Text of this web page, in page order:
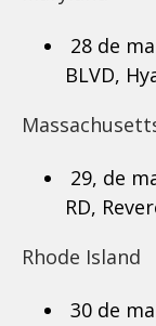
28 de
BLVD,
29, de
RD,
Rhode Island
30 de